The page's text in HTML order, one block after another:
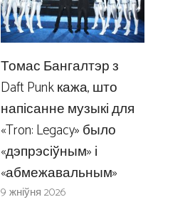
Томас Бангалтэр з
Daft Punk кажа, што
напісанне музыкі для
«Tron: Legacy» было
«дэпрэсіўным» і
«абмежавальным»
9 жніўня 2026